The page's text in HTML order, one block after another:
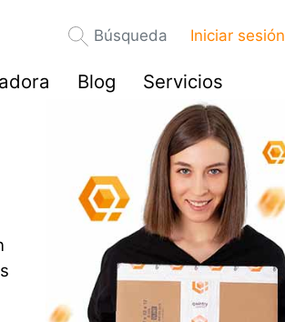
Búsqueda Iniciar sesión
Blog Servicios